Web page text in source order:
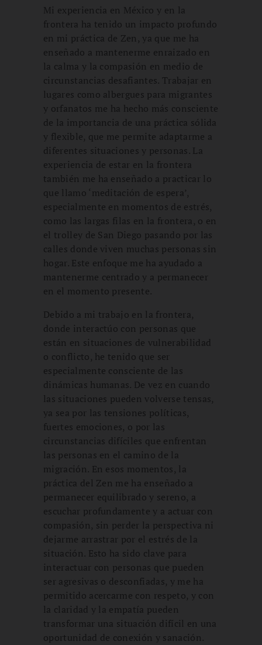
Mi experiencia en México y en la
frontera ha tenido un impacto profundo
en mi práctica de Zen, ya que me ha
enseñado a mantenerme enraizado en
la calma y la compasión en medio de
circunstancias desafiantes. Trabajar en
lugares como albergues para migrantes
y orfanatos me ha hecho más consciente
de la importancia de una práctica sólida
y flexible, que me permite adaptarme a
diferentes situaciones y personas. La
experiencia de estar en la frontera
también me ha enseñado a practicar lo
que llamo ‘meditación de espera’,
especialmente en momentos de estrés,
como las largas filas en la frontera, o en
el trolley de San Diego pasando por las
calles donde viven muchas personas sin
hogar. Este enfoque me ha ayudado a
mantenerme centrado y a permanecer
en el momento presente.
Debido a mi trabajo en la frontera,
donde interactúo con personas que
están en situaciones de vulnerabilidad
o conflicto, he tenido que ser
especialmente consciente de las
dinámicas humanas. De vez en cuando
las situaciones pueden volverse tensas,
ya sea por las tensiones políticas,
fuertes emociones, o por las
circunstancias difíciles que enfrentan
las personas en el camino de la
migración. En esos momentos, la
práctica del Zen me ha enseñado a
permanecer equilibrado y sereno, a
escuchar profundamente y a actuar con
compasión, sin perder la perspectiva ni
dejarme arrastrar por el estrés de la
situación. Esto ha sido clave para
interactuar con personas que pueden
ser agresivas o desconfiadas, y me ha
permitido acercarme con respeto, y con
la claridad y la empatía pueden
transformar una situación difícil en una
oportunidad de conexión y sanación.